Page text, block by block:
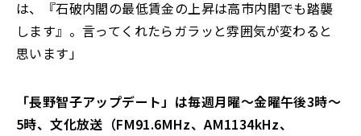
は、『石破内閣の最低賃金の上昇は高市内閣でも踏襲
します』。言ってくれたらガラッと雰囲気が変わると
思います」
「長野智子アップデート」は毎週月曜～金曜午後3時～
5時、文化放送（FM91.6MHz、AM1134kHz、